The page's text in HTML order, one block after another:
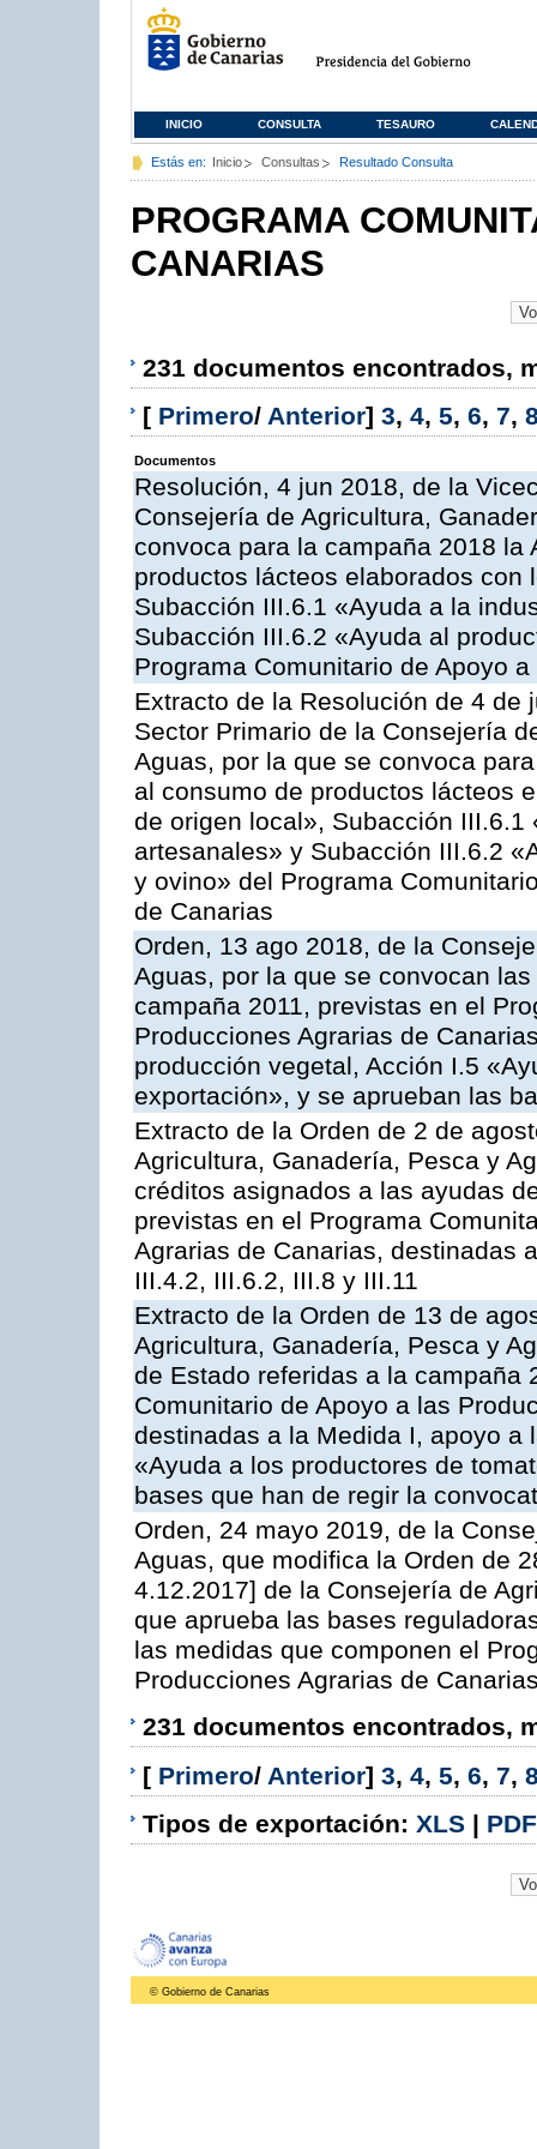
INICIO CONSULTA TESAURO
Estás en: Inicio Consultas Resultado Consulta
PROGRAMA
CANARIAS
231 documentos encontrados,
[ Primero/ Anterior] 3, 4, 5, 6, 7,
Documentos
Resolución, 4 jun 2018, de la
Consejería de Agricultura,
convoca para la campaña 2018
productos lácteos elaborados
Subacción III.6.1 «Ayuda a la
Subacción III.6.2 «Ayuda al
Programa Comunitario de Apoyo
Extracto de la Resolución de 4
Sector Primario de la Consejería
Aguas, por la que se convoca
al consumo de productos lácteos
de origen local», Subacción
artesanales» y Subacción III.6.2
y ovino» del Programa
de Canarias
Orden, 13 ago 2018, de la
Aguas, por la que se convocan
campaña 2011, previstas en el
Producciones Agrarias de
producción vegetal, Acción I.5
exportación», y se aprueban las
Extracto de la Orden de 2 de
Agricultura, Ganadería, Pesca y
créditos asignados a las ayudas
previstas en el Programa
Agrarias de Canarias, destinadas
III.4.2, III.6.2, III.8 y III.11
Extracto de la Orden de 13 de
Agricultura, Ganadería, Pesca y
de Estado referidas a la campaña
Comunitario de Apoyo a las
destinadas a la Medida I, apoyo a
«Ayuda a los productores de
bases que han de regir la
Orden, 24 mayo 2019, de la
Aguas, que modifica la Orden de
4.12.2017] de la Consejería de
que aprueba las bases
las medidas que componen el
Producciones Agrarias de
231 documentos encontrados,
[ Primero/ Anterior] 3, 4, 5, 6, 7,
Tipos de exportación: XLS | PDF
© Gobierno de Canarias